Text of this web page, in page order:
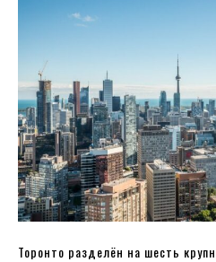
Торонто разделён на шесть